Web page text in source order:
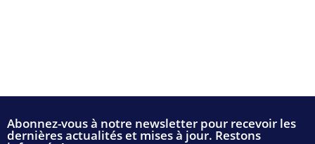
Abonnez-vous à notre newsletter pour recevoir les
dernières actualités et mises à jour. Restons